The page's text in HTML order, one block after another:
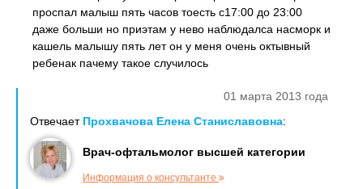
проспал малыш пять часов тоесть с17:00 до 23:00
даже больши но приэтам у нево наблюдалса насморк и
кашель малышу пять лет он у меня очень октывный
ребенак пачему такое случилось
01 марта 2013 года
Отвечает Прохвачова Елена Станиславовна:
Врач-офтальмолог высшей категории
Информация о консультанте